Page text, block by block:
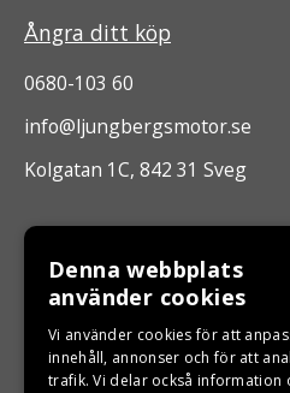
Ångra ditt köp
0680-103 60
info@ljungbergsmotor.se
Kolgatan 1C, 842 31 Sveg
ÖPPETTIDER
Måndag - Fredag 10.00 -
LJUNGBERGS MOTOR
Denna webbplats
använder cookies
Vi använder cookies för att
innehåll, annonser och för att
trafik. Vi delar också information